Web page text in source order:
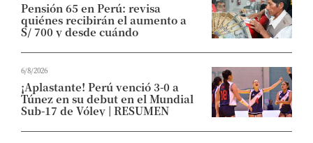
Pensión 65 en Perú: revisa
quiénes recibirán el aumento a
S/ 700 y desde cuándo
6/8/2026
¡Aplastante! Perú venció 3-0 a
Túnez en su debut en el Mundial
Sub-17 de Vóley | RESUMEN